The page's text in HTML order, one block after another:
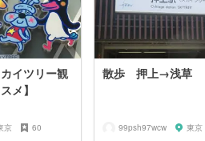
イツリー観
メ】
京 60
散歩 押上→浅草
99psh97wcw 東京